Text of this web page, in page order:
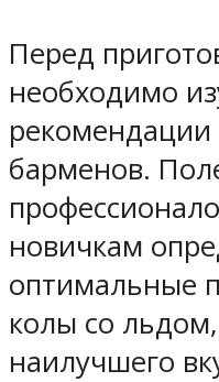
Перед
необходимо
барменов.
новичкам
оптимальные
колы со
наилучшего